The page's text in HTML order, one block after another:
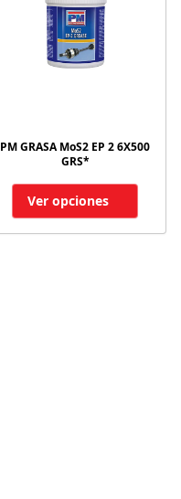
PM GRASA MoS2 EP 2 6X500
GRS*
Ver opciones